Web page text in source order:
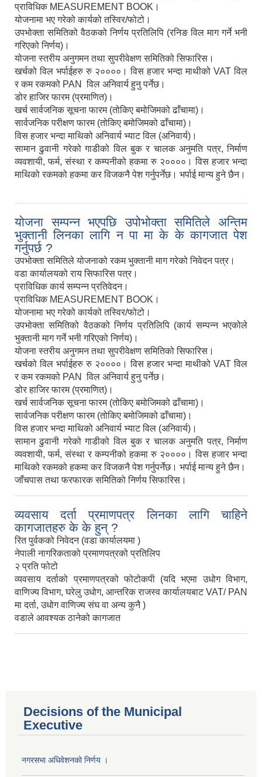
प्राविधिक MEASUREMENT BOOK।
योजनामा भए गरेको कार्यको तस्विर/फोटो।
उपभोक्ता समितिको वैठकको निर्णय प्रतिलिपि (रनिङ विल माग गर्ने भनी
गरिएको निर्णय)।
योजना स्तरीय अनुगमन तथा सुपरीवेक्षण समितिको सिफारिस।
खर्चको विल भर्पाईहरु रु २००००। विस हजार भन्दा माथीको VAT विल
र कम रकमको PAN विल अनिवार्य हुनु पर्नेछ।
डोर हाजिर फारम (प्रमाणित)।
खर्च सार्वजनिक सूचना फारम (तोकिए बमोजिमको ढाँचामा)।
सार्वजनिक परीक्षण फारम (तोकिए बमोजिमको ढाँचामा)।
विस हजार भन्दा माथिको अनिवार्य भ्याट विल (अनिवार्य)।
सामान ढुवानी गरेको गाडीको विल बुक र चालक अनुमति पत्र, निर्माण
व्यवशायी, फर्म, संस्था र कम्पनीको हकमा रु २००००। विस हजार भन्दा
माथिको रकमको हकमा कर विजकनै पेश गर्नुपर्नेछ। भर्पाई मान्य हुने छैन।
योजना सम्पन्न भएपछि उपोभोक्ता समितिले अन्तिम
भुक्तानी लिनका लागि न पा मा के के कागजात पेश
गर्नुपर्छ ?
उपभोक्ता समितिले योजनाको रकम भुक्तानी माग गरेको निवेदन पत्र।
वडा कार्यालयको राय सिफारिस पत्र।
प्राविधिक कार्य सम्पन्न प्रतिवेदन।
प्राविधिक MEASUREMENT BOOK।
योजनामा भए गरेको कार्यको तस्विर/फोटो।
उपभोक्ता समितिको वैठकको निर्णय प्रतिलिपि (कार्य सम्पन्न भएकोले
भुक्तानी माग गर्ने भनी गरिएको निर्णय)।
योजना स्तरीय अनुगमन तथा सुपरीवेक्षण समितिको सिफारिस।
खर्चको विल भर्पाईहरु रु २००००। विस हजार भन्दा माथीको VAT विल
र कम रकमको PAN विल अनिवार्य हुनु पर्नेछ।
डोर हाजिर फारम (प्रमाणित)।
खर्च सार्वजनिक सूचना फारम (तोकिए बमोजिमको ढाँचामा)।
सार्वजनिक परीक्षण फारम (तोकिए बमोजिमको ढाँचामा)।
विस हजार भन्दा माथिको अनिवार्य भ्याट विल (अनिवार्य)।
सामान ढुवानी गरेको गाडीको विल बुक र चालक अनुमति पत्र, निर्माण
व्यवशायी, फर्म, संस्था र कम्पनीको हकमा रु २००००। विस हजार भन्दा
माथिको रकमको हकमा कर विजकनै पेश गर्नुपर्नेछ। भर्पाई मान्य हुने छैन।
जाँचपास तथा फरफारक समितिको निर्णय सिफारिस।
व्यवसाय दर्ता प्रमाणपत्र लिनका लागि चाहिने
कागजातहरु के के हुन् ?
रित पुर्वकको निवेदन (वडा कार्यालयमा )
नेपाली नागरिकताको प्रमाणपत्रको प्रतिलिप
२ प्रति फोटो
व्यवसाय दर्ताको प्रमाणपत्रको फोटोकपी (यदि भएमा उधोग विभाग,
वाणिज्य विभाग, घरेलु उधोग, आन्तरिक राजस्व कार्यालयबाट VAT/ PAN
मा दर्ता, उधोग वाणिज्य संघ वा अन्य कुनै )
वडाले आवश्यक ठानेको कागजात
Decisions of the Municipal
Executive
नगरसभा अधिवेशनको निर्णय ।